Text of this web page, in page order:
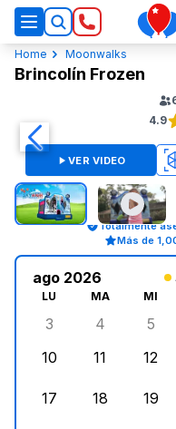
Home Moonwalks
Brincolín Frozen
4.9
VER VIDEO
Totalmente
Más de
ago 2026
LU MA MI
lunes, agosto 3,
3
martes,
4 5
10
11
12
17
18
19